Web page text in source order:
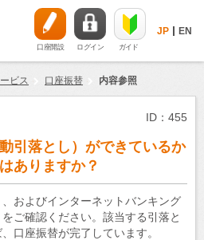
口座開設 ログイン ガイド
JP EN
ビス 口座振替 内容参照
ID：455
引落とし）ができているか
ありますか？
、およびインターネットバンキング
ご確認ください。該当する引落と
口座振替が完了しています。